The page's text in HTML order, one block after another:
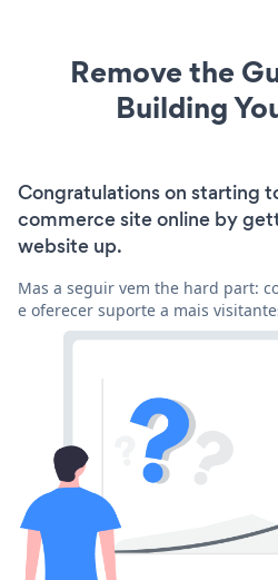
Remove the
Building
Congratulations on starting
commerce site online by
website up.
Mas a seguir vem the hard part:
e oferecer suporte a mais